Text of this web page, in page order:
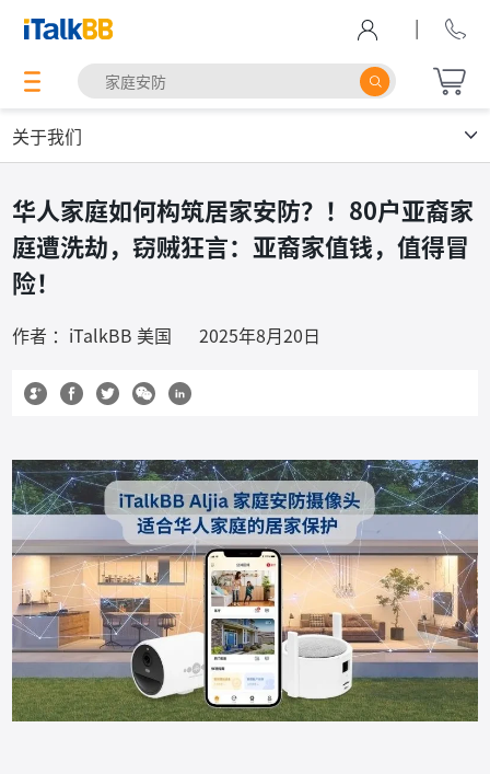
|
关于我们
华人家庭如何构筑居家安防？！80户亚裔家
庭遭洗劫，窃贼狂言：亚裔家值钱，值得冒
险！
作者 ：iTalkBB 美国 2025年8月20日